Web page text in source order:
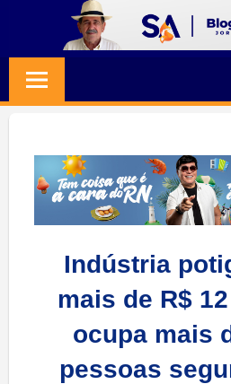
content
Jornalismo
Credibilidade
Indústria
mais de R$
ocupa mais
pessoas